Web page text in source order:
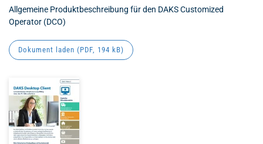
Allgemeine Produktbeschreibung für den DAKS Customized
Operator (DCO)
Dokument laden (PDF, 194 kB)